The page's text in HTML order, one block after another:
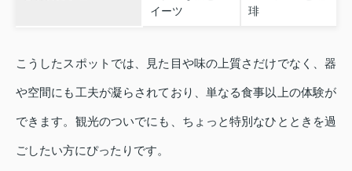
イーツ
琲
こうしたスポットでは、見た目や味の上質さだけでなく、器
や空間にも工夫が凝らされており、単なる食事以上の体験が
できます。観光のついでにも、ちょっと特別なひとときを過
ごしたい方にぴったりです。